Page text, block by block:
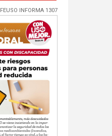
FEUSO INFORMA 1307